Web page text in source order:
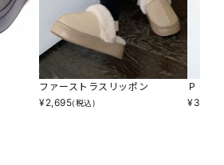
ファーストラスリッポン
¥2,695(税込)
ＰＣフ
¥3,245